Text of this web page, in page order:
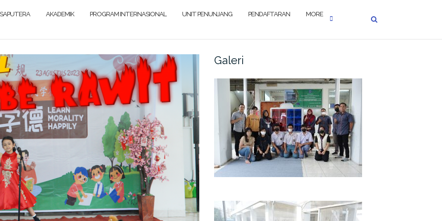
AKADEMIK PROGRAM INTERNASIONAL UNIT PENUNJANG PENDAFTARAN MORE
Galeri